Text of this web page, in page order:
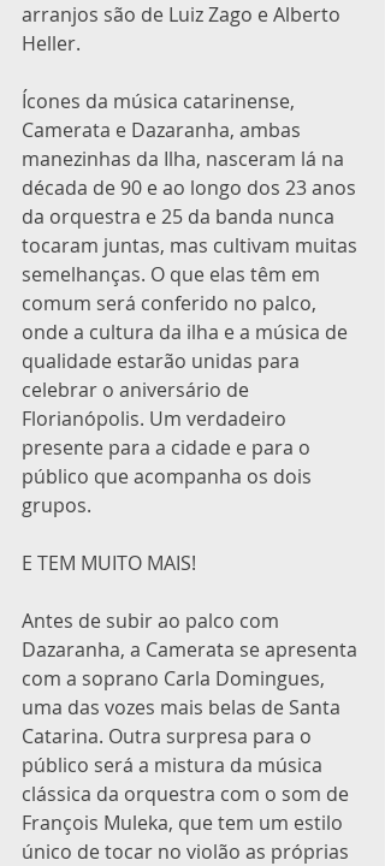
arranjos são de Luiz Zago e Alberto
Heller.
Ícones da música catarinense,
Camerata e Dazaranha, ambas
manezinhas da Ilha, nasceram lá na
década de 90 e ao longo dos 23 anos
da orquestra e 25 da banda nunca
tocaram juntas, mas cultivam muitas
semelhanças. O que elas têm em
comum será conferido no palco,
onde a cultura da ilha e a música de
qualidade estarão unidas para
celebrar o aniversário de
Florianópolis. Um verdadeiro
presente para a cidade e para o
público que acompanha os dois
grupos.
E TEM MUITO MAIS!
Antes de subir ao palco com
Dazaranha, a Camerata se apresenta
com a soprano Carla Domingues,
uma das vozes mais belas de Santa
Catarina. Outra surpresa para o
público será a mistura da música
clássica da orquestra com o som de
François Muleka, que tem um estilo
único de tocar no violão as próprias